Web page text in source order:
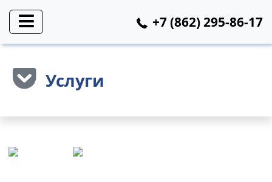
+7 (862) 295-86-17
Услуги